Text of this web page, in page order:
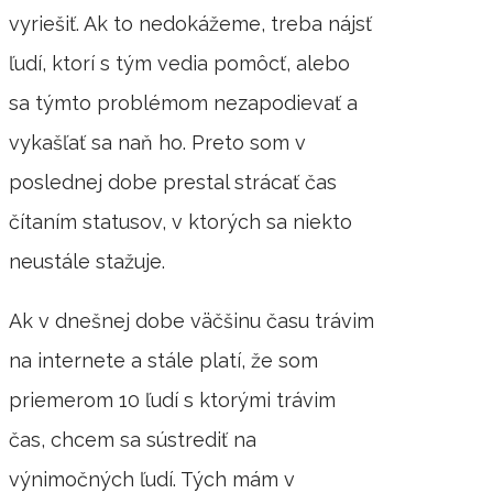
vyriešiť. Ak to nedokážeme, treba nájsť
ľudí, ktorí s tým vedia pomôcť, alebo
sa týmto problémom nezapodievať a
vykašľať sa naň ho. Preto som v
poslednej dobe prestal strácať čas
čítaním statusov, v ktorých sa niekto
neustále stažuje.
Ak v dnešnej dobe väčšinu času trávim
na internete a stále platí, že som
priemerom 10 ľudí s ktorými trávim
čas, chcem sa sústrediť na
výnimočných ľudí. Tých mám v